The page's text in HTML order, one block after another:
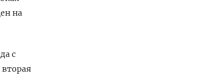
на
с